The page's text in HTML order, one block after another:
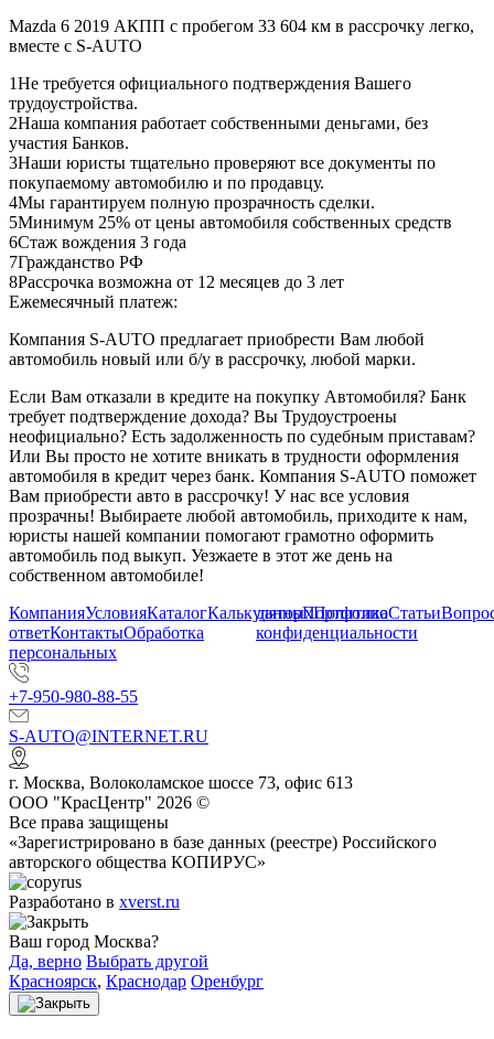
Mazda 6 2019 АКПП с пробегом 33 604 км в рассрочку легко,
вместе с S-AUTO
1Не требуется официального подтверждения Вашего
трудоустройства.
2Наша компания работает собственными деньгами, без
участия Банков.
3Наши юристы тщательно проверяют все документы по
покупаемому автомобилю и по продавцу.
4Мы гарантируем полную прозрачность сделки.
5Минимум 25% от цены автомобиля собственных средств
6Стаж вождения 3 года
7Гражданство РФ
8Рассрочка возможна от 12 месяцев до 3 лет
Ежемесячный платеж:
Компания S-AUTO предлагает приобрести Вам любой
автомобиль новый или б/у в рассрочку, любой марки.
Если Вам отказали в кредите на покупку Автомобиля? Банк
требует подтверждение дохода? Вы Трудоустроены
неофициально? Есть задолженность по судебным приставам?
Или Вы просто не хотите вникать в трудности оформления
автомобиля в кредит через банк. Компания S-AUTO поможет
Вам приобрести авто в рассрочку! У нас все условия
прозрачны! Выбираете любой автомобиль, приходите к нам,
юристы нашей компании помогают грамотно оформить
автомобиль под выкуп. Уезжаете в этот же день на
собственном автомобиле!
КомпанияУсловияКаталогКалькуляторПортфолиоСтатьи
ответКонтактыОбработка
персональных
данныхПолитика
конфиденциальности
+7-950-980-88-55
S-AUTO@INTERNET.RU
г. Москва, Волоколамское шоссе 73, офис 613
ООО "КрасЦентр" 2026 ©
Все права защищены
«Зарегистрировано в базе данных (реестре) Российского
авторского общества КОПИРУС»
Разработано в xverst.ru
Ваш город Москва?
Да, верно Выбрать другой
Красноярск, Краснодар Оренбург